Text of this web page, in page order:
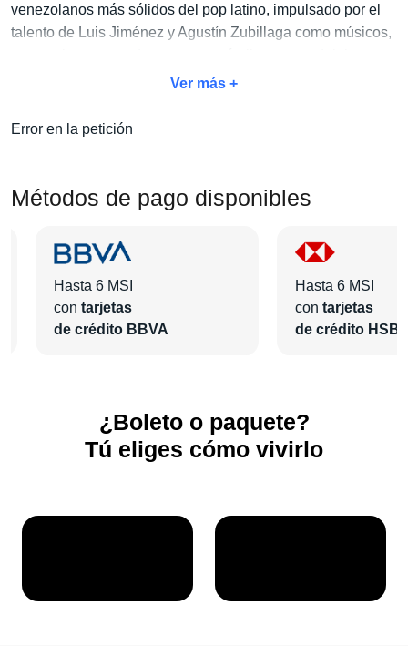
venezolanos más sólidos del pop latino, impulsado por el
talento de Luis Jiménez y Agustín Zubillaga como músicos,
sus fans mexicanos con sus próximas presentaciones en
+ Hotel.Con este paquete, no solo disfrutarás del concierto,
sino también de todas las amenidades adicionales que
harán de tu estancia algo inolvidable:
desayunos y mucho más
Elige tu categoría de boleto favorita, selecciona el hotel que
más te guste y agrega las actividades extras que desees.
Ver más +
Error en la petición
Métodos de pago disponibles
Hasta 6 MSI
con tarjetas
de crédito BBVA
Hasta 6 MSI
con tarjetas
de crédito
¿Boleto o paquete?
Tú eliges cómo vivirlo